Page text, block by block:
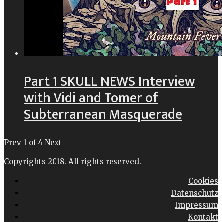
Part 1 SKULL NEWS Interview
with Vidi and Tomer of
Subterranean Masquerade
Prev 1 of 4 Next
Copyrights 2018. All rights reserved.
Cookies
Datenschutz
Impressum
Kontakt